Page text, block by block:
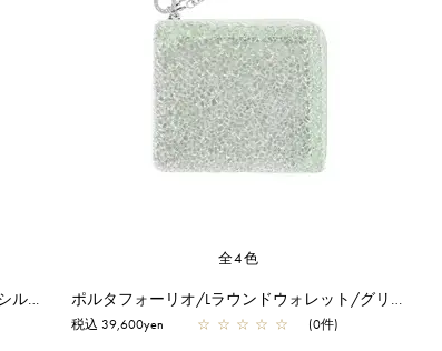
ポルタフォーリオ/Lラウンドウォレット/シルバーゴールド
全4色
ポルタフォーリオ/Lラウンドウォレット/グリーングレーシルバー
税込 39,600yen ☆ ☆ ☆ ☆ ☆ (0件)